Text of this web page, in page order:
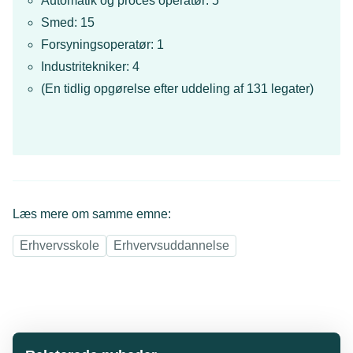
Smed: 15
Forsyningsoperatør: 1
Industritekniker: 4
(En tidlig opgørelse efter uddeling af 131 legater)
Læs mere om samme emne:
Erhvervsskole Erhvervsuddannelse